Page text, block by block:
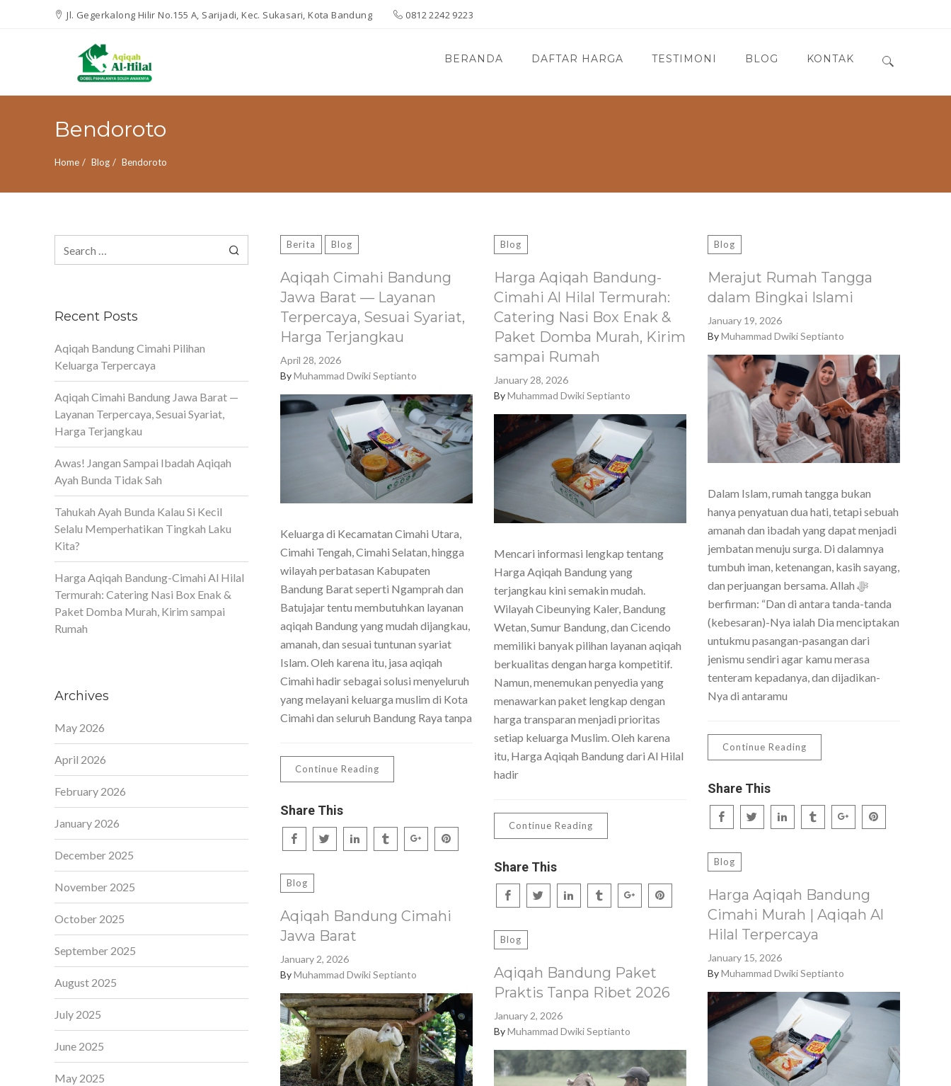
Jl. Gegerkalong Hilir No.155 A, Sarijadi, Kec. Sukasari, Kota Bandung 0812 2242 9223
BERANDA DAFTAR HARGA TESTIMONI BLOG KONTAK
Bendoroto
Home Blog Bendoroto
Berita Blog
Aqiqah Cimahi Bandung
Jawa Barat — Layanan
Terpercaya, Sesuai Syariat,
Harga Terjangkau
April 28, 2026
ByMuhammad Dwiki Septianto
Keluarga di Kecamatan Cimahi Utara,
Cimahi Tengah, Cimahi Selatan, hingga
wilayah perbatasan Kabupaten
Bandung Barat seperti Ngamprah dan
Batujajar tentu membutuhkan layanan
aqiqah Bandung yang mudah dijangkau,
amanah, dan sesuai tuntunan syariat
Islam. Oleh karena itu, jasa aqiqah
Cimahi hadir sebagai solusi menyeluruh
yang melayani keluarga muslim di Kota
Cimahi dan seluruh Bandung Raya tanpa
Continue Reading
Share This
Blog
Harga Aqiqah Bandung-
Cimahi Al Hilal Termurah:
Catering Nasi Box Enak &
Paket Domba Murah, Kirim
sampai Rumah
January 28, 2026
ByMuhammad Dwiki Septianto
Mencari informasi lengkap tentang
Harga Aqiqah Bandung yang
terjangkau kini semakin mudah.
Wilayah Cibeunying Kaler, Bandung
Wetan, Sumur Bandung, dan Cicendo
memiliki banyak pilihan layanan aqiqah
berkualitas dengan harga kompetitif.
Namun, menemukan penyedia yang
menawarkan paket lengkap dengan
harga transparan menjadi prioritas
setiap keluarga Muslim. Oleh karena
itu, Harga Aqiqah Bandung dari Al Hilal
hadir
Continue Reading
Share This
Blog
Merajut Rumah Tangga
dalam Bingkai Islami
January 19, 2026
ByMuhammad Dwiki Septianto
Dalam Islam, rumah tangga bukan
hanya penyatuan dua hati, tetapi sebuah
amanah dan ibadah yang dapat menjadi
jembatan menuju surga. Di dalamnya
tumbuh iman, ketenangan, kasih sayang,
dan perjuangan bersama. Allah ﷻ
berfirman: “Dan di antara tanda-tanda
(kebesaran)-Nya ialah Dia menciptakan
untukmu pasangan-pasangan dari
jenismu sendiri agar kamu merasa
tenteram kepadanya, dan dijadikan-
Nya di antaramu
Continue Reading
Share This
Blog
Harga Aqiqah Bandung
Cimahi Murah | Aqiqah Al
Hilal Terpercaya
January 15, 2026
ByMuhammad Dwiki Septianto
Blog
Aqiqah Bandung Cimahi
Jawa Barat
January 2, 2026
ByMuhammad Dwiki Septianto
Blog
Aqiqah Bandung Paket
Praktis Tanpa Ribet 2026
January 2, 2026
ByMuhammad Dwiki Septianto
for:
Recent Posts
Aqiqah Bandung Cimahi Pilihan
Keluarga Terpercaya
Aqiqah Cimahi Bandung Jawa Barat —
Layanan Terpercaya, Sesuai Syariat,
Harga Terjangkau
Awas! Jangan Sampai Ibadah Aqiqah
Ayah Bunda Tidak Sah
Tahukah Ayah Bunda Kalau Si Kecil
Selalu Memperhatikan Tingkah Laku
Kita?
Harga Aqiqah Bandung-Cimahi Al Hilal
Termurah: Catering Nasi Box Enak &
Paket Domba Murah, Kirim sampai
Rumah
Archives
May 2026
April 2026
February 2026
January 2026
December 2025
November 2025
October 2025
September 2025
August 2025
July 2025
June 2025
May 2025